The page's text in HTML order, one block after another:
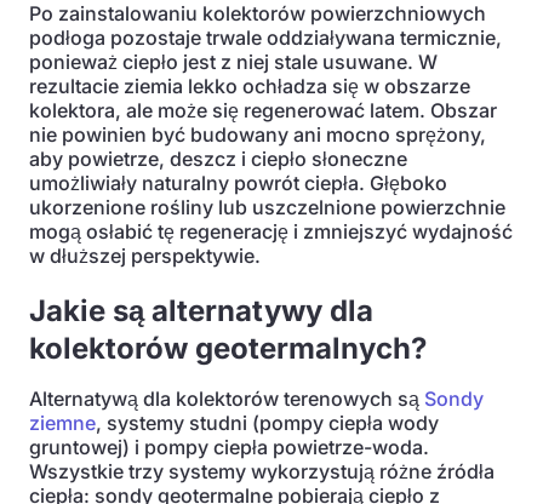
Po zainstalowaniu kolektorów powierzchniowych
podłoga pozostaje trwale oddziaływana termicznie,
ponieważ ciepło jest z niej stale usuwane. W
rezultacie ziemia lekko ochładza się w obszarze
kolektora, ale może się regenerować latem. Obszar
nie powinien być budowany ani mocno sprężony,
aby powietrze, deszcz i ciepło słoneczne
umożliwiały naturalny powrót ciepła. Głęboko
ukorzenione rośliny lub uszczelnione powierzchnie
mogą osłabić tę regenerację i zmniejszyć wydajność
w dłuższej perspektywie.
Jakie są alternatywy dla
kolektorów geotermalnych?
Alternatywą dla kolektorów terenowych są Sondy
ziemne, systemy studni (pompy ciepła wody
gruntowej) i pompy ciepła powietrze-woda.
Wszystkie trzy systemy wykorzystują różne źródła
ciepła: sondy geotermalne pobierają ciepło z